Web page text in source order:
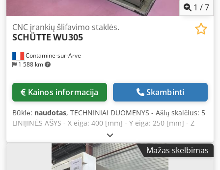
1 /7
Contamine-sur-Arve
1 588 km
CNC įrankių šlifavimo staklės.
SCHÜTTE WU305
Kainos informacija Skambinti
Būklė: naudotas, TECHNINIAI DUOMENYS - Ašių skaičius: 5
LINIJINĖS AŠYS - X eiga: 400 [mm] - Y eiga: 250 [mm] - Z
eiga: 250 [mm] - Greitaeigos eiga: 24 [m/min] - Skiriamoji
geba: 0,0001 [laipsnis] ŠLIFAVIMO DISKO LAIKIKLIO
VERTIKALUSIS VERPETAS - C ašis: 225 [laipsnių] Dsdpfx
Acowwa Ddomekr - Kampinė skiriamoji geba: 0,0002
Mažas skelbimas